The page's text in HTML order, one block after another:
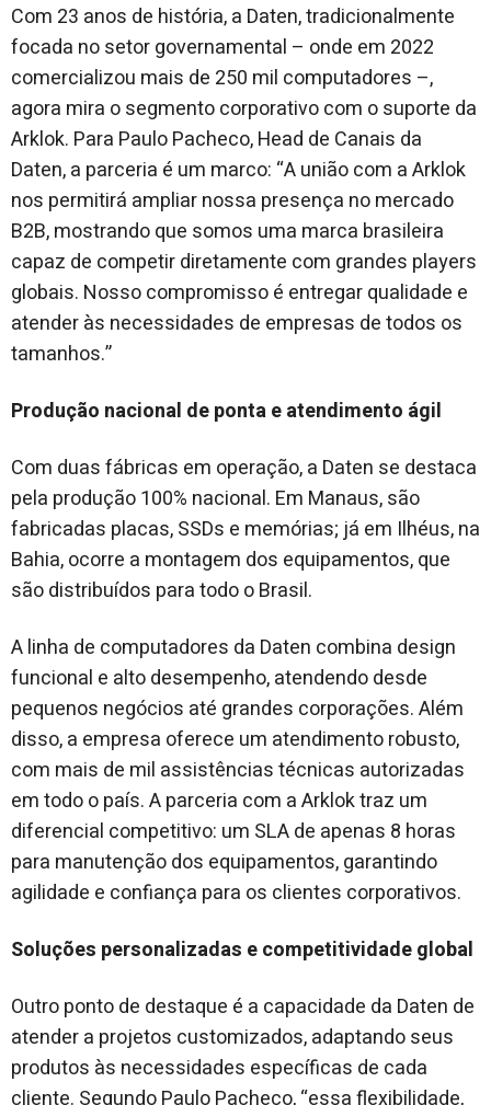
Com 23 anos de história, a Daten, tradicionalmente
focada no setor governamental – onde em 2022
comercializou mais de 250 mil computadores –,
agora mira o segmento corporativo com o suporte da
Arklok. Para Paulo Pacheco, Head de Canais da
Daten, a parceria é um marco: “A união com a Arklok
nos permitirá ampliar nossa presença no mercado
B2B, mostrando que somos uma marca brasileira
capaz de competir diretamente com grandes players
globais. Nosso compromisso é entregar qualidade e
atender às necessidades de empresas de todos os
tamanhos.”
Produção nacional de ponta e atendimento ágil
Com duas fábricas em operação, a Daten se destaca
pela produção 100% nacional. Em Manaus, são
fabricadas placas, SSDs e memórias; já em Ilhéus, na
Bahia, ocorre a montagem dos equipamentos, que
são distribuídos para todo o Brasil.
A linha de computadores da Daten combina design
funcional e alto desempenho, atendendo desde
pequenos negócios até grandes corporações. Além
disso, a empresa oferece um atendimento robusto,
com mais de mil assistências técnicas autorizadas
em todo o país. A parceria com a Arklok traz um
diferencial competitivo: um SLA de apenas 8 horas
para manutenção dos equipamentos, garantindo
agilidade e confiança para os clientes corporativos.
Soluções personalizadas e competitividade global
Outro ponto de destaque é a capacidade da Daten de
atender a projetos customizados, adaptando seus
produtos às necessidades específicas de cada
cliente. Segundo Paulo Pacheco, “essa flexibilidade,